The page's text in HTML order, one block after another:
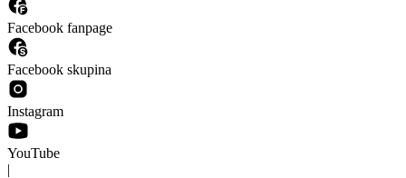
Facebook fanpage
Facebook skupina
Instagram
YouTube
|